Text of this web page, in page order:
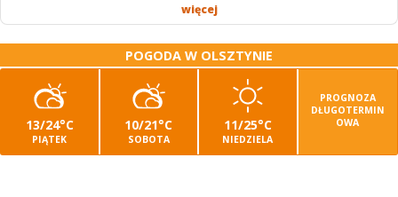
więcej
POGODA W OLSZTYNIE
13/24°C
PIĄTEK
10/21°C
SOBOTA
11/25°C
NIEDZIELA
PROGNOZA
DŁUGOTERMIN
OWA